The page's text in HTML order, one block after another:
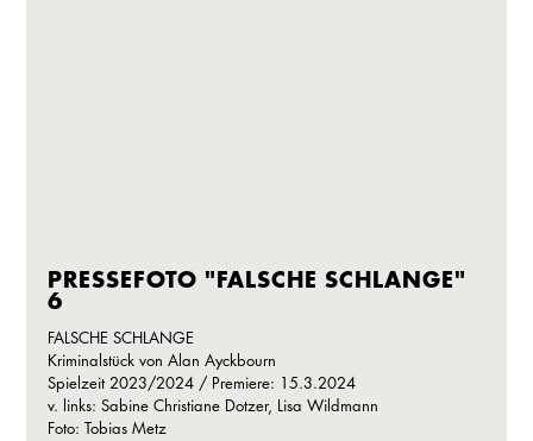
PRESSEFOTO "FALSCHE SCHLANGE"
6
FALSCHE SCHLANGE
Kriminalstück von Alan Ayckbourn
Spielzeit 2023/2024 / Premiere: 15.3.2024
v. links: Sabine Christiane Dotzer, Lisa Wildmann
Foto: Tobias Metz